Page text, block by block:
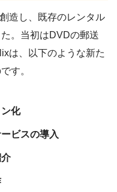
造し、既存のレンタル
。当初はDVDの郵送
は、以下のような新た
す。
化
ビスの導入